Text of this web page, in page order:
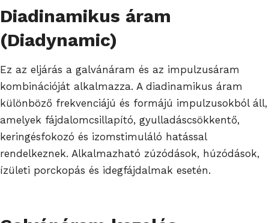
Diadinamikus áram
(Diadynamic)
Ez az eljárás a galvánáram és az impulzusáram
kombinációját alkalmazza. A diadinamikus áram
különböző frekvenciájú és formájú impulzusokból áll,
amelyek fájdalomcsillapító, gyulladáscsökkentő,
keringésfokozó és izomstimuláló hatással
rendelkeznek. Alkalmazható zúzódások, húzódások,
ízületi porckopás és idegfájdalmak esetén.